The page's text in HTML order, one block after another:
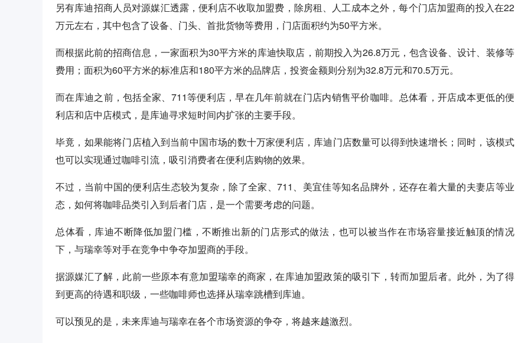
另有库迪招商人员对源媒汇透露，便利店不收取加盟费，除房租、人工成本之外，每个门店加盟商的投入在22
万元左右，其中包含了设备、门头、首批货物等费用，门店面积约为50平方米。
而根据此前的招商信息，一家面积为30平方米的库迪快取店，前期投入为26.8万元，包含设备、设计、装修等
费用；面积为60平方米的标准店和180平方米的品牌店，投资金额则分别为32.8万元和70.5万元。
而在库迪之前，包括全家、711等便利店，早在几年前就在门店内销售平价咖啡。总体看，开店成本更低的便
利店和店中店模式，是库迪寻求短时间内扩张的主要手段。
毕竟，如果能将门店植入到当前中国市场的数十万家便利店，库迪门店数量可以得到快速增长；同时，该模式
也可以实现通过咖啡引流，吸引消费者在便利店购物的效果。
不过，当前中国的便利店生态较为复杂，除了全家、711、美宜佳等知名品牌外，还存在着大量的夫妻店等业
态，如何将咖啡品类引入到后者门店，是一个需要考虑的问题。
总体看，库迪不断降低加盟门槛，不断推出新的门店形式的做法，也可以被当作在市场容量接近触顶的情况
下，与瑞幸等对手在竞争中争夺加盟商的手段。
据源媒汇了解，此前一些原本有意加盟瑞幸的商家，在库迪加盟政策的吸引下，转而加盟后者。此外，为了得
到更高的待遇和职级，一些咖啡师也选择从瑞幸跳槽到库迪。
可以预见的是，未来库迪与瑞幸在各个市场资源的争夺，将越来越激烈。